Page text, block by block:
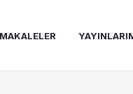
MAKALELER